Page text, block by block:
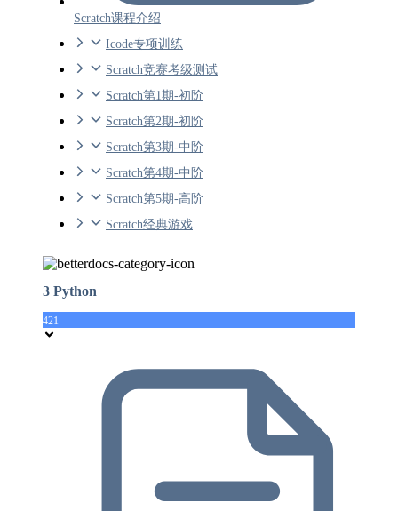
Scratch课程介绍
Icode专项训练
Scratch竞赛考级测试
Scratch第1期-初阶
Scratch第2期-初阶
Scratch第3期-中阶
Scratch第4期-中阶
Scratch第5期-高阶
Scratch经典游戏
3 Python
421